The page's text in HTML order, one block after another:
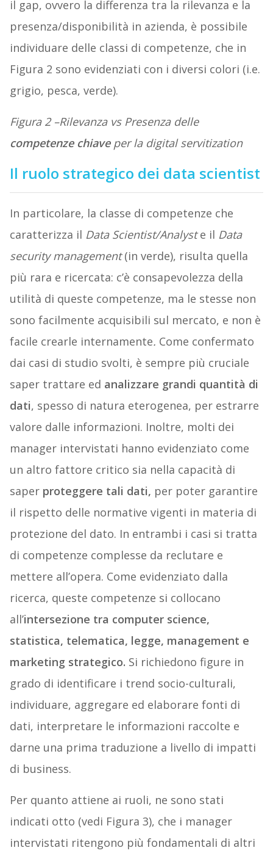
il gap, ovvero la differenza tra la rilevanza e la
presenza/disponibilità in azienda, è possibile
individuare delle classi di competenze, che in
Figura 2 sono evidenziati con i diversi colori (i.e.
grigio, pesca, verde).
Figura 2 –Rilevanza vs Presenza delle
competenze chiaveper la digital servitization
Il ruolo strategico dei data scientist
In particolare, la classe di competenze che
caratterizza il Data Scientist/Analyste il Data
security management(in verde), risulta quella
più rara e ricercata: c’è consapevolezza della
utilità di queste competenze, ma le stesse non
sono facilmente acquisibili sul mercato, e non è
facile crearle internamente. Come confermato
dai casi di studio svolti, è sempre più cruciale
saper trattare ed analizzare grandi quantità di
dati, spesso di natura eterogenea, per estrarre
valore dalle informazioni. Inoltre, molti dei
manager intervistati hanno evidenziato come
un altro fattore critico sia nella capacità di
saper proteggere tali dati, per poter garantire
il rispetto delle normative vigenti in materia di
protezione del dato. In entrambi i casi si tratta
di competenze complesse da reclutare e
mettere all’opera. Come evidenziato dalla
ricerca, queste competenze si collocano
all’intersezione tra computer science,
statistica, telematica, legge, management e
marketing strategico. Si richiedono figure in
grado di identificare i trend socio-culturali,
individuare, aggregare ed elaborare fonti di
dati, interpretare le informazioni raccolte e
darne una prima traduzione a livello di impatti
di business.
Per quanto attiene ai ruoli, ne sono stati
indicati otto (vedi Figura 3), che i manager
intervistati ritengono più fondamentali di altri